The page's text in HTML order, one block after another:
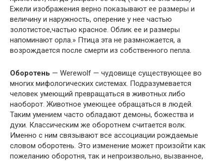
Ежели изображения верно показывают ее размеры и
величину и наружность, оперение у нее частью
золотистое,частью красное. Облик ее и размеры
напоминают орла.» Птица эта не размножается, а
возрождается после смерти из собственного пепла.
Оборотень — Werewolf — чудовище существующее во
многих мифологических системах. Подразумевается
человек умеющий превращаться в животных либо
наоборот. Животное умеющее обращаться в людей.
Таким умением часто обладают демоны, божества и
духи. Классическим же оборотнем считается волк.
Именно с ним связывают все ассоциации рождаемые
словом оборотень. Это изменение может произойти как
пожеланию оборотня, так и непроизвольно, вызванное,